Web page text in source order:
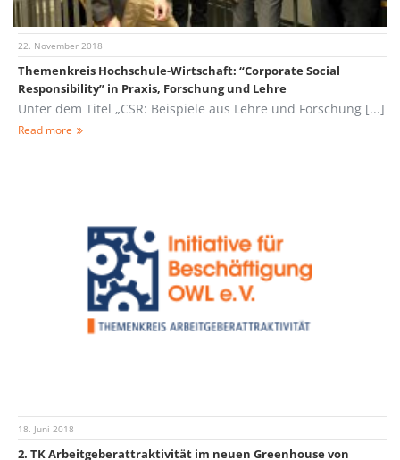
22. November 2018
Themenkreis Hochschule-Wirtschaft: “Corporate Social
Responsibility” in Praxis, Forschung und Lehre
Unter dem Titel „CSR: Beispiele aus Lehre und Forschung [...]
Read more
18. Juni 2018
2. TK Arbeitgeberattraktivität im neuen Greenhouse von